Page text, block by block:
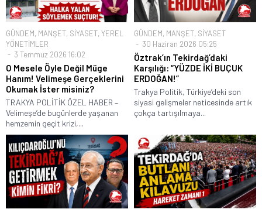
GÜNDEM, MANŞET, SİYASET, YEREL
YÖNETİMLER
3 Temmuz 2026 16:02
O Mesele Öyle Değil Müge
Hanım! Velimeşe Gerçeklerini
Okumak İster misiniz?
TRAKYA POLİTİK ÖZEL HABER –
Velimeşe’de bugünlerde yaşanan
hemzemin geçit krizi,...
GÜNDEM, MANŞET, SİYASET
30 Haziran 2026 05:25
Öztrak’ın Tekirdağ’daki
Karşılığı: “YÜZDE İKİ BUÇUK
ERDOĞAN!”
Trakya Politik, Türkiye’deki son
siyasi gelişmeler neticesinde artık
çokça tartışılmaya...